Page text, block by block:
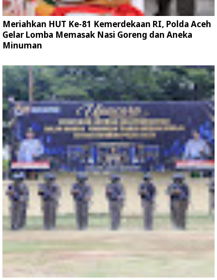
Meriahkan HUT Ke-81 Kemerdekaan RI, Polda Aceh
Gelar Lomba Memasak Nasi Goreng dan Aneka
Minuman